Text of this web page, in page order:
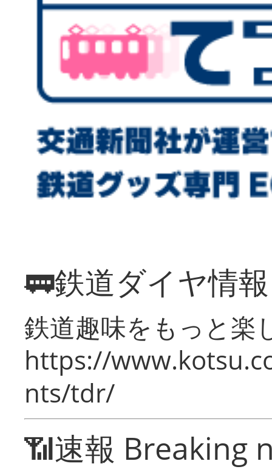
🚃鉄道ダイヤ情
鉄道趣味をもっと楽
https://
nts/tdr/
📶速報 Breaking